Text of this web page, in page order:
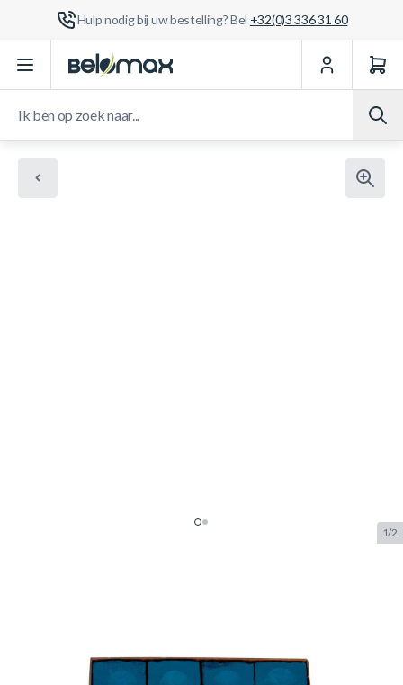
Hulp nodig bij uw bestelling? Bel +32(0)3 336 31 60
Ga naar de inhoud
1/2
BUF.3002.010 Merk:Buffalo